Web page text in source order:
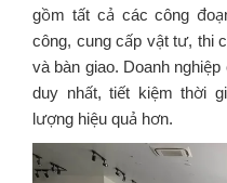
gồm tất cả các công
công, cung cấp vật tư, thi
và bàn giao. Doanh
duy nhất, tiết kiệm thời
lượng hiệu quả hơn.